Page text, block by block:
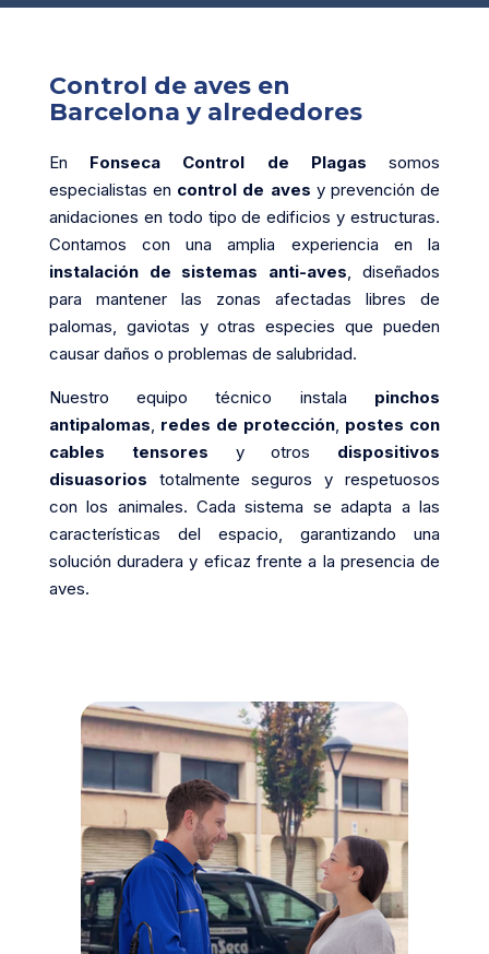
Control de aves en
Barcelona y alrededores
En Fonseca Control de Plagas somos
especialistas en control de aves y prevención de
anidaciones en todo tipo de edificios y estructuras.
Contamos con una amplia experiencia en la
instalación de sistemas anti-aves, diseñados
para mantener las zonas afectadas libres de
palomas, gaviotas y otras especies que pueden
causar daños o problemas de salubridad.
Nuestro equipo técnico instala pinchos
antipalomas, redes de protección, postes con
cables tensores y otros dispositivos
disuasorios totalmente seguros y respetuosos
con los animales. Cada sistema se adapta a las
características del espacio, garantizando una
solución duradera y eficaz frente a la presencia de
aves.